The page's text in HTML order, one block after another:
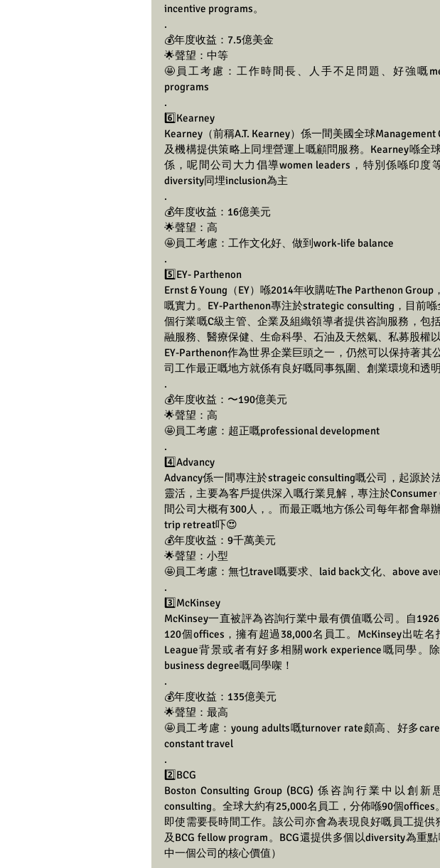
incentive programs。
.
💰年度收益：7.5億美金
🌟聲望：中等
🤩員工考慮：工作時間長、人手不足問題、好強嘅
programs
.
6️⃣Kearney
Kearney（前稱A.T. Kearney）係一間美國全球
及機構提供策略上同埋營運上嘅顧問服務。Kearney喺全
係，呢間公司大力倡導women leaders，特別係喺印度
diversity同埋inclusion為主
.
💰年度收益：16億美元
🌟聲望：高
🤩員工考慮：工作文化好、做到work-life balance
.
5️⃣EY- Parthenon
Ernst & Young（EY）喺2014年收購咗The Parthenon
嘅實力。EY-Parthenon專注於strategic consulting，目前
個行業嘅C級主管、企業及組織領導者提供咨詢服務，包
融服務、醫療保健、生命科學、石油及天然氣、私募股權
EY-Parthenon作為世界企業巨頭之一，仍然可以保持著其
司工作最正嘅地方就係有良好嘅同事氛圍、創業環境和透明
.
💰年度收益：〜190億美元
🌟聲望：高
🤩員工考慮：超正嘅professional development
.
4️⃣Advancy
Advancy係一間專注於strageic consulting嘅公司，起源於
靈活，主要為客戶提供深入嘅行業見解，專注於Consumer
間公司大概有300人，。而最正嘅地方係公司每年都會舉
trip retreat吓😍
💰年度收益：9千萬美元
🌟聲望：小型
🤩員工考慮：無乜travel嘅要求、laid back文化、above
.
3️⃣McKinsey
McKinsey一直被評為咨詢行業中最有價值嘅公司。自
120個offices，擁有超過38,000名員工。McKinsey出咗
League背景或者有好多相關work experience嘅同學。
business degree嘅同學㗎！
.
💰年度收益：135億美元
🌟聲望：最高
🤩員工考慮：young adults嘅turnover rate頗高、好多
constant travel
.
2️⃣BCG
Boston Consulting Group (BCG) 係咨詢行業中以創
consulting。全球大約有25,000名員工，分佈喺90個offices
即使需要長時間工作。該公司亦會為表現良好嘅員工提供
及BCG fellow program。BCG還提供多個以diversity為重
中一個公司的核心價值）